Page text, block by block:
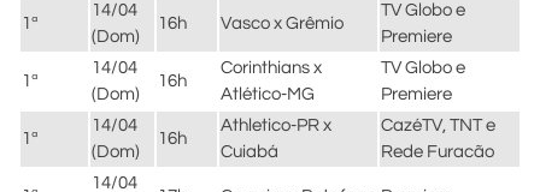
1ª
14/04
(Dom)
16h Vasco x Grêmio
TV Globo e
Premiere
1ª
14/04
(Dom)
16h
Corinthians x
Atlético-MG
TV Globo e
Premiere
1ª
14/04
(Dom)
16h
Athletico-PR x
Cuiabá
CazéTV, TNT e
Rede Furacão
14/04